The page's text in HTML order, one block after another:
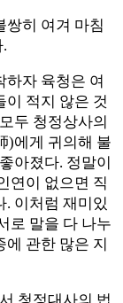
쌍히 여겨 마침
하자 육청은 여
이 적지 않은 것
두 청정상사의
)에게 귀의해 불
아졌다. 정말이
연이 없으면 직
. 이처럼 재미있
로 말을 다 나누
관한 많은 지